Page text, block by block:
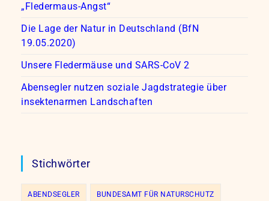
„Fledermaus-Angst“
Die Lage der Natur in Deutschland (BfN
19.05.2020)
Unsere Fledermäuse und SARS-CoV 2
Abensegler nutzen soziale Jagdstrategie über
insektenarmen Landschaften
Stichwörter
ABENDSEGLER BUNDESAMT FÜR NATURSCHUTZ